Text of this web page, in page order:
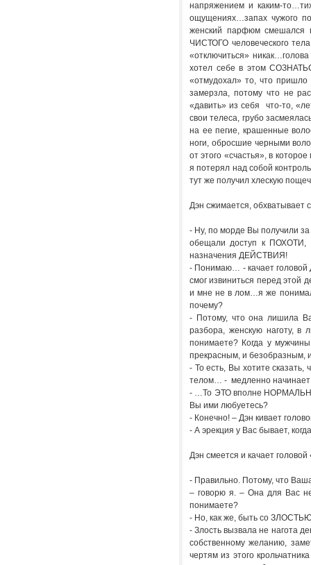
напряжением и каким-
ощущениях…запах чужого
женский парфюм смешался
ЧИСТОГО человеческого
«отключиться»
хотел себе в этом
«отмудохал» то, что
замерзла, потому что не
«давить» из себя что-то,
свои телеса, грубо
на ее пегие, крашенные
ноги, обросшие черными
от этого «счастья», в
я потерял над собой
тут же получил хлескую
Дэн сжимается, обхватывает
- Ну, по морде Вы получили
обещали доступ к ПОХОТИ,
назначения ДЕЙСТВИЯ!
- Понимаю… - качает головой
смог извиниться перед этой
и мне не в лом…я же
почему?
- Потому, что она лишила
разбора, женскую наготу, в
понимаете? Когда у
прекрасным, и безобразным,
- То есть, Вы хотите
телом… - медленно начинает
- …То ЭТО вполне НОРМАЛЬНО
Вы ими любуетесь?
- Конечно! – Дэн кивает
- А эрекция у Вас бывает,
Дэн смеется и качает
- Правильно. Потому, что
– говорю я. – Она для Вас
понимаете?
- Но, как же, быть со
- Злость вызвала не нагота
собственному желанию,
чертям из этого